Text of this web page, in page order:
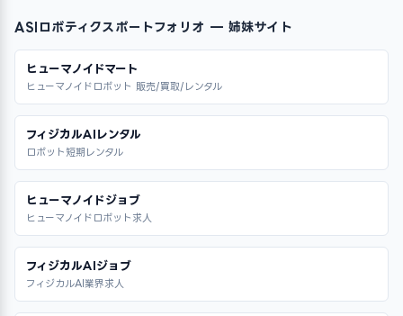
ASIロボティクスポートフォリオ — 姉妹サイト
ヒューマノイドマート
ヒューマノイドロボット 販売/買取/レンタル
フィジカルAIレンタル
ロボット短期レンタル
ヒューマノイドジョブ
ヒューマノイドロボット求人
フィジカルAIジョブ
フィジカルAI業界求人